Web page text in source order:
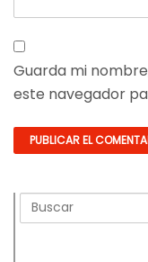
Guarda mi
este navegador